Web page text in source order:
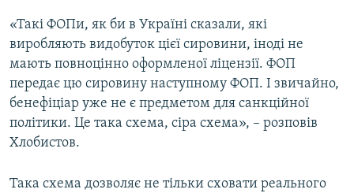
«Такі ФОПи, як би в Україні сказали, які
виробляють видобуток цієї сировини, іноді не
мають повноцінно оформленої ліцензії. ФОП
передає цю сировину наступному ФОП. І звичайно,
бенефіціар уже не є предметом для санкційної
політики. Це така схема, сіра схема», – розповів
Хлобистов.
Така схема дозволяє не тільки сховати реального